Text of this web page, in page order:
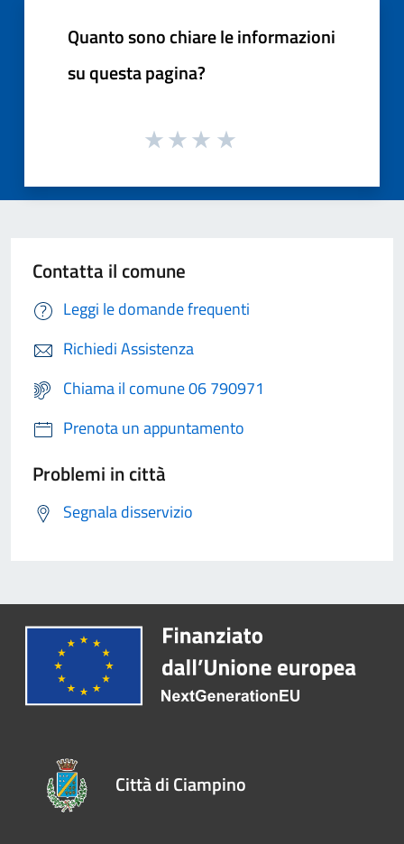
Quanto sono chiare le informazioni
su questa pagina?
Contatta il comune
Leggi le domande frequenti
Richiedi Assistenza
Chiama il comune 06 790971
Prenota un appuntamento
Problemi in città
Segnala disservizio
Città di Ciampino